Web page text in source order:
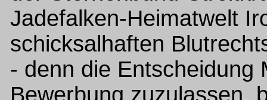
Jadefalken-Heimatwelt
schicksalhaften
- denn die Entscheidung
Bewerbung zuzulassen,